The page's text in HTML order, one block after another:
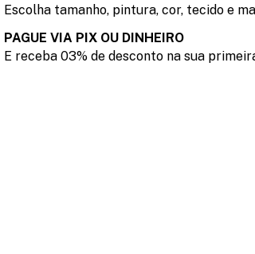
Escolha tamanho, pintura, cor, tecido e
PAGUE VIA PIX OU DINHEIRO
E receba 03% de desconto na sua